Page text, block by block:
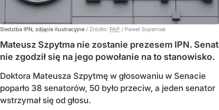
Siedziba IPN, zdjęcie ilustracyjne / Źródło: PAP / Paweł Supernak
Mateusz Szpytma nie zostanie prezesem IPN. Senat
nie zgodził się na jego powołanie na to stanowisko.
Doktora Mateusza Szpytmę w głosowaniu w Senacie
poparło 38 senatorów, 50 było przeciw, a jeden senator
wstrzymał się od głosu.